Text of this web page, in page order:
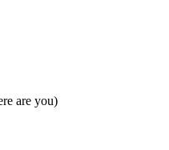
are you)